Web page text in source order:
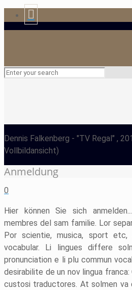
Dennis Falkenberg - "TV Regal" ,
Vollbildansicht)
Anmeldung
0
Hier können Sie sich
membres del sam familie. Lor
Por scientie, musica, sport
vocabular. Li lingues differe
pronunciation e li plu commun
desirabilite de un nov lingua
custosi traductores. At solmen va